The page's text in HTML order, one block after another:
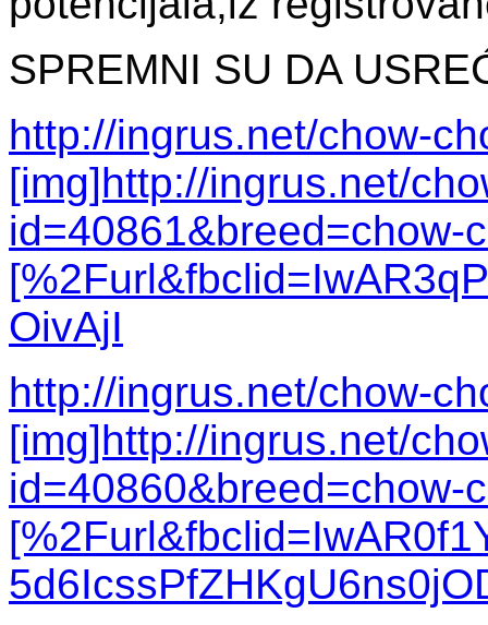
SPREMNI SU DA
http://ingrus.net/chow-
[img]http://ingrus.net/
id=40861&breed=chow-
OivAjI
http://ingrus.net/chow-
[img]http://ingrus.net/
id=40860&breed=chow-